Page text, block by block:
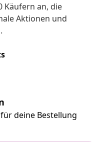
Käufern an, die
Aktionen und
deine Bestellung